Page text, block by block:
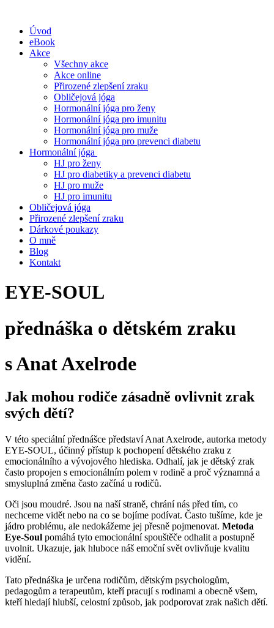
Úvod
eBook
Akce
Všechny akce
Akce online
Přirozené zlepšení zraku
Obličejová jóga
Hormonální jóga pro ženy
Hormonální jóga pro imunitu
Hormonální jóga pro muže
Hormonální jóga pro prevenci diabetu
Hormonální jóga
HJ pro ženy
HJ pro diabetiky a prevenci diabetu
HJ pro muže
HJ pro imunitu
Obličejová jóga
Přirozené zlepšení zraku
Dárkové poukazy
O mně
Blog
Kontakt
EYE-SOUL
přednáška o dětském zraku
s Anat Axelrode
Jak mohou rodiče zásadně ovlivnit zrak
svých dětí?
V této speciální přednášce představí Anat Axelrode, autorka metody
EYE-SOUL, účinný přístup k pochopení dětského zraku z
emocionálního a vývojového hlediska. Odhalí, jak je dětský zrak
často propojen s emocionálním polem v rodině a proč významná a
smysluplná změna často začíná u rodičů.
Oči jsou moudré. Jsou na naší straně, chrání nás před tím, co
nechceme vidět nebo na co se bojíme podívat. Často tušíme, kde je
jádro problému, ale nedokážeme jej přesně pojmenovat. Metoda
Eye-Soul pomáhá tyto emocionální spouštěče odhalit a postupně
uvolnit. Ukazuje, jak hluboce náš emoční svět ovlivňuje kvalitu
vidění.
Tato přednáška je určena rodičům, dětským psychologům,
pedagogům a terapeutům, kteří pracují s rodinami a obecně všem,
kteří hledají hlubší, celostní způsob, jak podporovat zrak našich dětí.